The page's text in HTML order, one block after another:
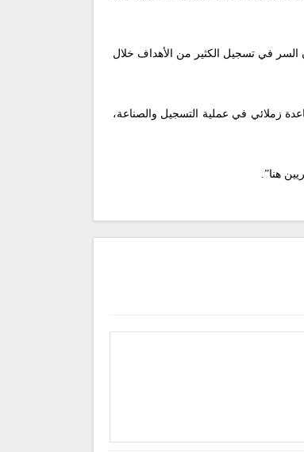
السر في تسجيل الكثير من الأهداف خلال
زملائي في عملية التسجيل والصناعة،
هنا”.